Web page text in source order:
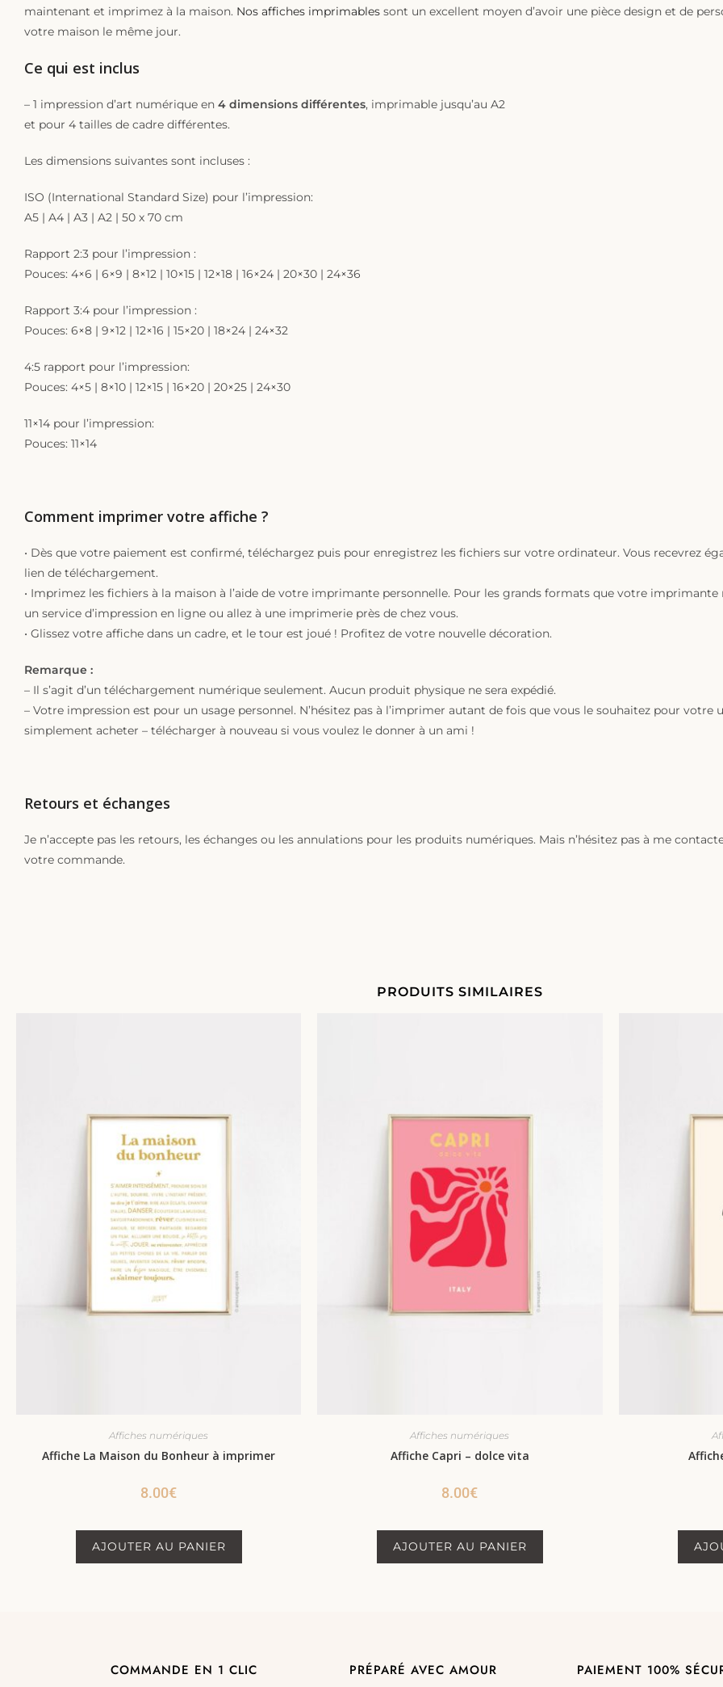
maintenant et imprimez à la maison. Nos affiches imprimables sont un excellent moyen d’avoir une pièce design et de
votre maison le même jour.
Ce qui est inclus
– 1 impression d’art numérique en 4 dimensions différentes, imprimable jusqu’au A2
et pour 4 tailles de cadre différentes.
Les dimensions suivantes sont incluses :
ISO (International Standard Size) pour l’impression:
A5 | A4 | A3 | A2 | 50 x 70 cm
Rapport 2:3 pour l’impression :
Pouces: 4×6 | 6×9 | 8×12 | 10×15 | 12×18 | 16×24 | 20×30 | 24×36
Rapport 3:4 pour l’impression :
Pouces: 6×8 | 9×12 | 12×16 | 15×20 | 18×24 | 24×32
4:5 rapport pour l’impression:
Pouces: 4×5 | 8×10 | 12×15 | 16×20 | 20×25 | 24×30
11×14 pour l’impression:
Pouces: 11×14
Comment imprimer votre affiche ?
• Dès que votre paiement est confirmé, téléchargez puis pour enregistrez les fichiers sur votre ordinateur. Vous recevrez
lien de téléchargement.
• Imprimez les fichiers à la maison à l’aide de votre imprimante personnelle. Pour les grands formats que votre
un service d’impression en ligne ou allez à une imprimerie près de chez vous.
• Glissez votre affiche dans un cadre, et le tour est joué ! Profitez de votre nouvelle décoration.
Remarque :
– Il s’agit d’un téléchargement numérique seulement. Aucun produit physique ne sera expédié.
– Votre impression est pour un usage personnel. N’hésitez pas à l’imprimer autant de fois que vous le souhaitez pour votre
simplement acheter – télécharger à nouveau si vous voulez le donner à un ami !
Retours et échanges
Je n’accepte pas les retours, les échanges ou les annulations pour les produits numériques. Mais n’hésitez pas à me
votre commande.
PRODUITS SIMILAIRES
Affiches numériques
Affiche La Maison du Bonheur à imprimer
8.00€
AJOUTER AU PANIER
Affiches numériques
Affiche Capri – dolce vita
8.00€
AJOUTER AU PANIER
COMMANDE EN 1 CLIC PRÉPARÉ AVEC AMOUR PAIEMENT 100%